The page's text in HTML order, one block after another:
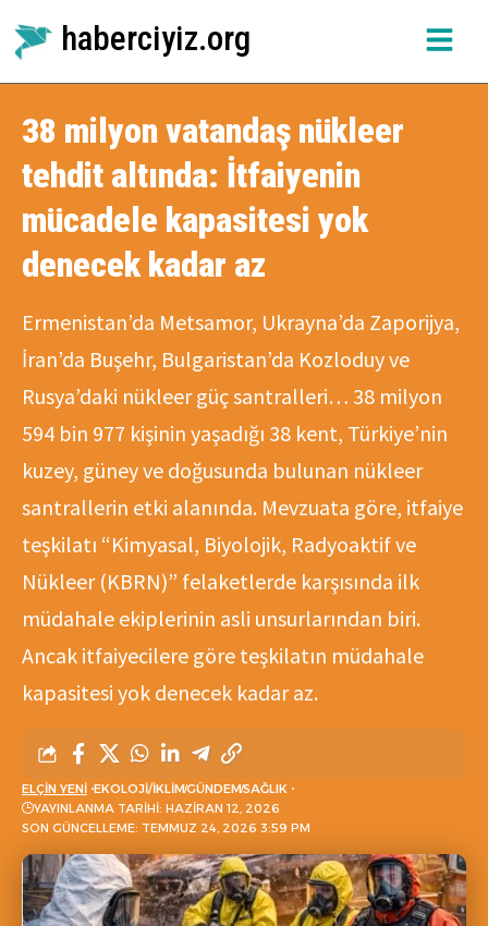
haberciyiz.org
38 milyon vatandaş nükleer
tehdit altında: İtfaiyenin
mücadele kapasitesi yok
denecek kadar az
Ermenistan’da Metsamor, Ukrayna’da Zaporijya,
İran’da Buşehr, Bulgaristan’da Kozloduy ve
Rusya’daki nükleer güç santralleri… 38 milyon
594 bin 977 kişinin yaşadığı 38 kent, Türkiye’nin
kuzey, güney ve doğusunda bulunan nükleer
santrallerin etki alanında. Mevzuata göre, itfaiye
teşkilatı “Kimyasal, Biyolojik, Radyoaktif ve
Nükleer (KBRN)” felaketlerde karşısında ilk
müdahale ekiplerinin asli unsurlarından biri.
Ancak itfaiyecilere göre teşkilatın müdahale
kapasitesi yok denecek kadar az.
SON GÜNCELLEME: TEMMUZ 24, 2026 3:59 PM
ELÇIN YENI EKOLOJI/İKLIMGÜNDEMSAĞLIK
YAYINLANMA TARIHI: HAZIRAN 12, 2026